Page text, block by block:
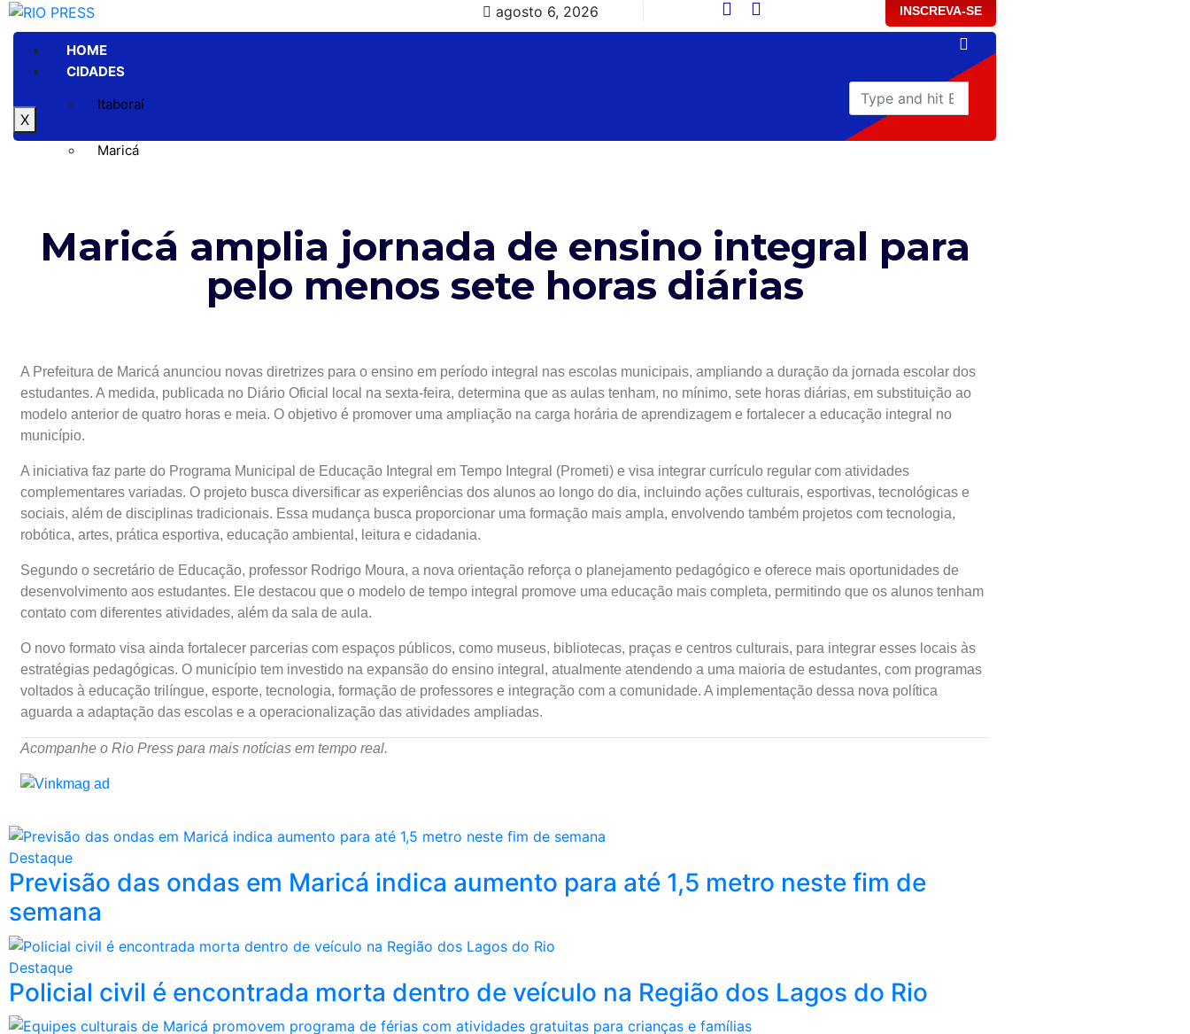
agosto 6, 2026 INSCREVA-SE
HOME
CIDADES
Itaboraí
Maricá
Rio de Janeiro
ENTRETENIMENTO
COLUNAS
X
Maricá amplia jornada de ensino integral para
pelo menos sete horas diárias
A Prefeitura de Maricá anunciou novas diretrizes para o ensino em período integral nas escolas municipais, ampliando a duração da jornada escolar dos
estudantes. A medida, publicada no Diário Oficial local na sexta-feira, determina que as aulas tenham, no mínimo, sete horas diárias, em substituição ao
modelo anterior de quatro horas e meia. O objetivo é promover uma ampliação na carga horária de aprendizagem e fortalecer a educação integral no
município.
A iniciativa faz parte do Programa Municipal de Educação Integral em Tempo Integral (Prometi) e visa integrar currículo regular com atividades
complementares variadas. O projeto busca diversificar as experiências dos alunos ao longo do dia, incluindo ações culturais, esportivas, tecnológicas e
sociais, além de disciplinas tradicionais. Essa mudança busca proporcionar uma formação mais ampla, envolvendo também projetos com tecnologia,
robótica, artes, prática esportiva, educação ambiental, leitura e cidadania.
Segundo o secretário de Educação, professor Rodrigo Moura, a nova orientação reforça o planejamento pedagógico e oferece mais oportunidades de
desenvolvimento aos estudantes. Ele destacou que o modelo de tempo integral promove uma educação mais completa, permitindo que os alunos tenham
contato com diferentes atividades, além da sala de aula.
O novo formato visa ainda fortalecer parcerias com espaços públicos, como museus, bibliotecas, praças e centros culturais, para integrar esses locais às
estratégias pedagógicas. O município tem investido na expansão do ensino integral, atualmente atendendo a uma maioria de estudantes, com programas
voltados à educação trilíngue, esporte, tecnologia, formação de professores e integração com a comunidade. A implementação dessa nova política
aguarda a adaptação das escolas e a operacionalização das atividades ampliadas.
Acompanhe o Rio Press para mais notícias em tempo real.
Destaque
Previsão das ondas em Maricá indica aumento para até 1,5 metro neste fim de
semana
Destaque
Policial civil é encontrada morta dentro de veículo na Região dos Lagos do Rio